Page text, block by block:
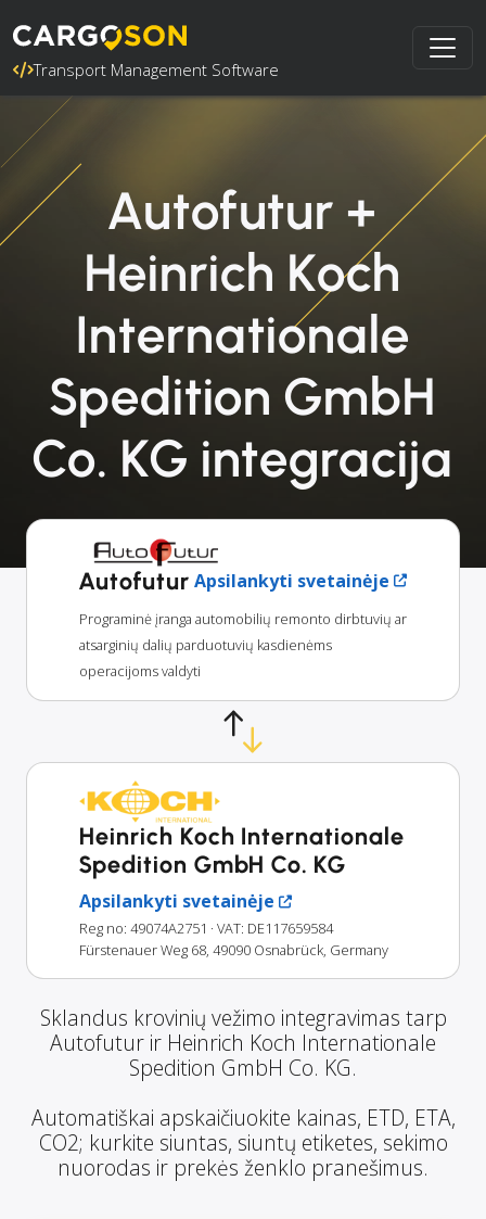
Transport Management Software
Autofutur +
Heinrich Koch
Internationale
Spedition GmbH
Co. KG integracija
Autofutur Apsilankyti svetainėje
Programinė įranga automobilių remonto dirbtuvių ar
atsarginių dalių parduotuvių kasdienėms
operacijoms valdyti
Heinrich Koch Internationale
Spedition GmbH Co. KG
Apsilankyti svetainėje
Reg no: 49074A2751 · VAT: DE117659584
Fürstenauer Weg 68, 49090 Osnabrück, Germany
Sklandus krovinių vežimo integravimas tarp
Autofutur ir Heinrich Koch Internationale
Spedition GmbH Co. KG.
Automatiškai apskaičiuokite kainas, ETD, ETA,
CO2; kurkite siuntas, siuntų etiketes, sekimo
nuorodas ir prekės ženklo pranešimus.